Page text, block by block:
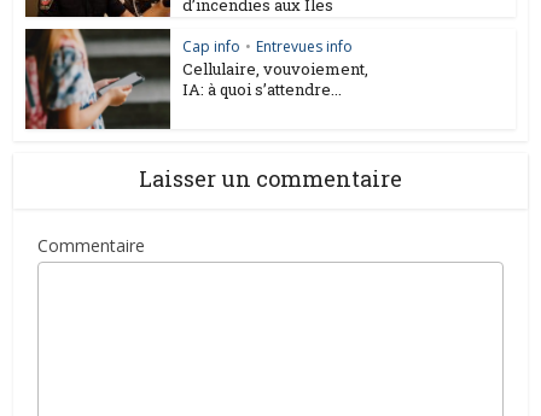
d’incendies aux Îles
Cap info • Entrevues info
Cellulaire, vouvoiement,
IA: à quoi s’attendre...
Laisser un commentaire
Commentaire